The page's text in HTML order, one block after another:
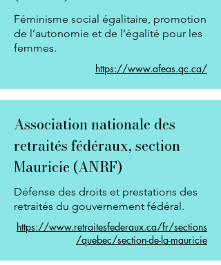
Féminisme social égalitaire, promotion
de l’autonomie et de l’égalité pour les
femmes.
https://www.afeas.qc.ca/
Association nationale des
retraités fédéraux, section
Mauricie (ANRF)
Défense des droits et prestations des
retraités du gouvernement fédéral.
https://www.retraitesfederaux.ca/fr/sections
/quebec/section-de-la-mauricie